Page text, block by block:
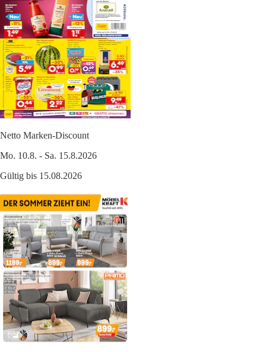
Netto Marken-Discount
Mo. 10.8. - Sa. 15.8.2026
Gültig bis 15.08.2026